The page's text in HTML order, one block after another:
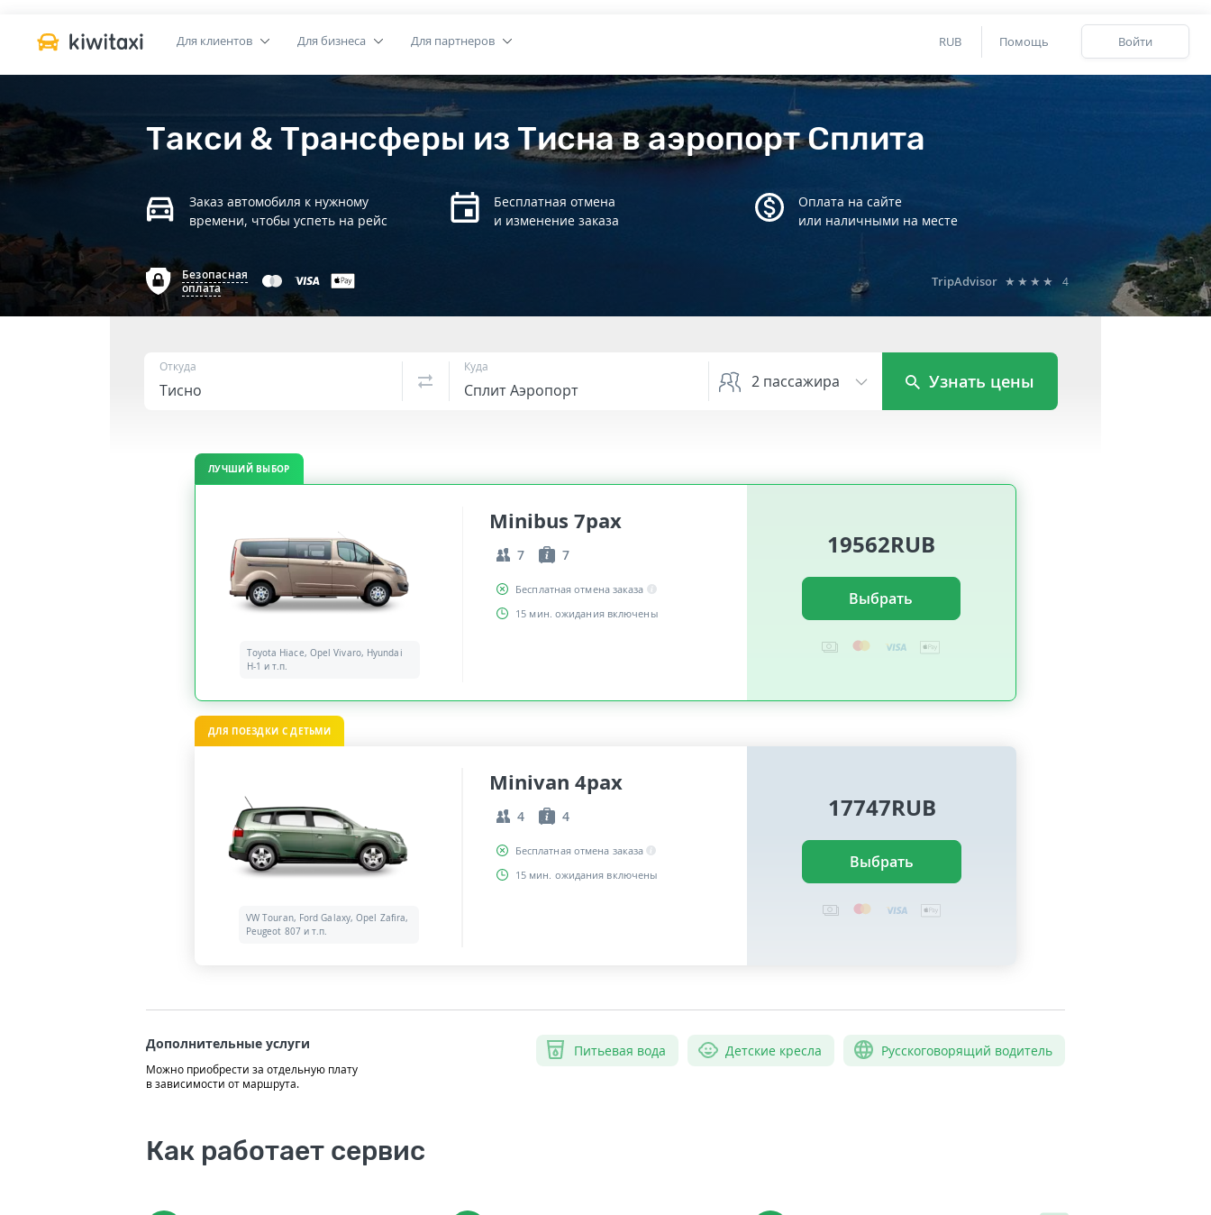
RUB Помощь Войти
Для клиентов Для бизнеса Для партнеров
Такси & Трансферы из Тисна в аэропорт Сплита
Заказ автомобиля к нужному
времени, чтобы успеть на рейс
Бесплатная отмена
и изменение заказа
Оплата на сайте
или наличными на месте
Безопасная
оплата
TripAdvisor ★★★★ 4
Откуда Куда
2 пассажира Узнать цены
ЛУЧШИЙ ВЫБОР
Toyota Hiace, Opel Vivaro, Hyundai
H-1 и т.п.
Minibus 7pax
7 7
Бесплатная отмена заказа
15 мин. ожидания включены
19562RUB
Выбрать
ДЛЯ ПОЕЗДКИ С ДЕТЬМИ
VW Touran, Ford Galaxy, Opel Zafira,
Peugeot 807 и т.п.
Minivan 4pax
4 4
Бесплатная отмена заказа
15 мин. ожидания включены
17747RUB
Выбрать
Дополнительные услуги
Можно приобрести за отдельную плату
в зависимости от маршрута.
Питьевая вода Детские кресла Русскоговорящий водитель
Как работает сервис